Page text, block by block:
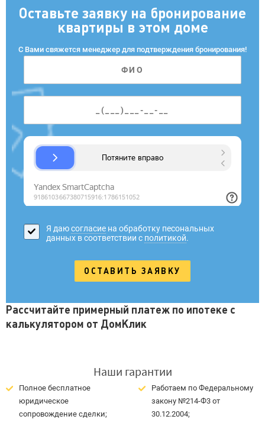
Оставьте заявку на бронирование
квартиры в этом доме
С Вами свяжется менеджер для подтверждения бронирования!
Я даюсогласие на обработку песональных
данных в соответствии с политикой.
Рассчитайте примерный платеж по ипотеке с
калькулятором от ДомКлик
Наши гарантии
Полное бесплатное
юридическое
сопровождение сделки;
Работаем по Федеральному
закону №214-Ф3 от
30.12.2004;